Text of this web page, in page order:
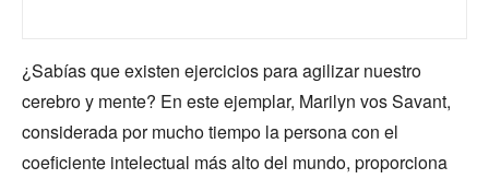
¿Sabías que existen ejercicios para agilizar nuestro
cerebro y mente? En este ejemplar, Marilyn vos Savant,
considerada por mucho tiempo la persona con el
coeficiente intelectual más alto del mundo, proporciona